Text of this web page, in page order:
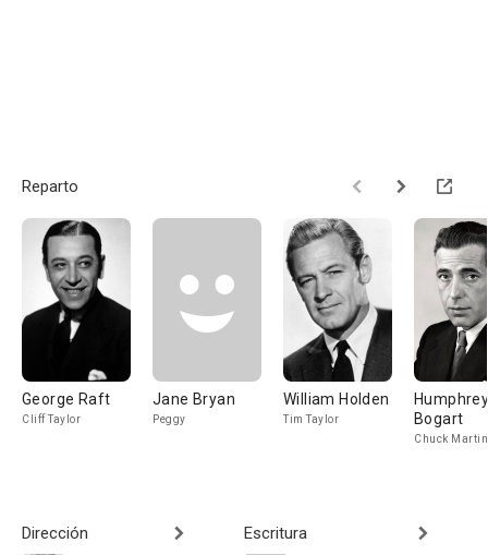
Reparto
George Raft
Cliff Taylor
Jane Bryan
Peggy
William Holden
Tim Taylor
Bogart
Chuck Martin
Dirección Escritura